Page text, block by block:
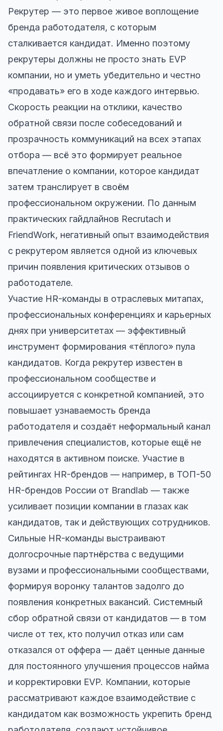
Рекрутер — это первое живое воплощение
бренда работодателя, с которым
сталкивается кандидат. Именно поэтому
рекрутеры должны не просто знать EVP
компании, но и уметь убедительно и честно
«продавать» его в ходе каждого интервью.
Скорость реакции на отклики, качество
обратной связи после собеседований и
прозрачность коммуникаций на всех этапах
отбора — всё это формирует реальное
впечатление о компании, которое кандидат
затем транслирует в своём
профессиональном окружении. По данным
практических гайдлайнов Recrutach и
FriendWork, негативный опыт взаимодействия
с рекрутером является одной из ключевых
причин появления критических отзывов о
работодателе.
Участие HR-команды в отраслевых митапах,
профессиональных конференциях и карьерных
днях при университетах — эффективный
инструмент формирования «тёплого» пула
кандидатов. Когда рекрутер известен в
профессиональном сообществе и
ассоциируется с конкретной компанией, это
повышает узнаваемость бренда
работодателя и создаёт неформальный канал
привлечения специалистов, которые ещё не
находятся в активном поиске. Участие в
рейтингах HR-брендов — например, в ТОП-50
HR-брендов России от Brandlab — также
усиливает позиции компании в глазах как
кандидатов, так и действующих сотрудников.
Сильные HR-команды выстраивают
долгосрочные партнёрства с ведущими
вузами и профессиональными сообществами,
формируя воронку талантов задолго до
появления конкретных вакансий. Системный
сбор обратной связи от кандидатов — в том
числе от тех, кто получил отказ или сам
отказался от оффера — даёт ценные данные
для постоянного улучшения процессов найма
и корректировки EVP. Компании, которые
рассматривают каждое взаимодействие с
кандидатом как возможность укрепить бренд